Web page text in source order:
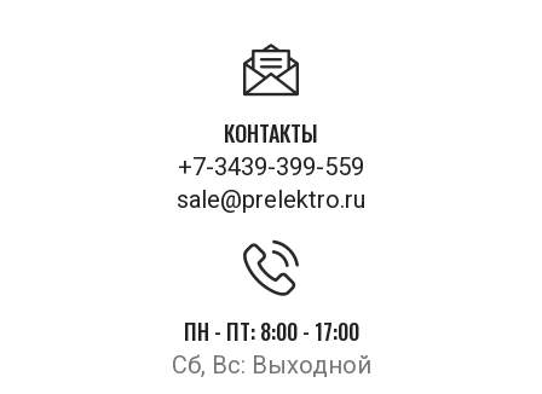
КОНТАКТЫ
+7-3439-399-559
sale@prelektro.ru
ПН - ПТ: 8:00 - 17:00
Сб, Вс: Выходной